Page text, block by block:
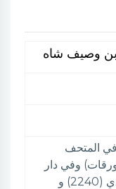
بن وصيف شاه
في المتحف
ثلاثة أجزاء (109 ورقات) وفي دار
الكتب مصورة عن أسعد أفندي (2240) و